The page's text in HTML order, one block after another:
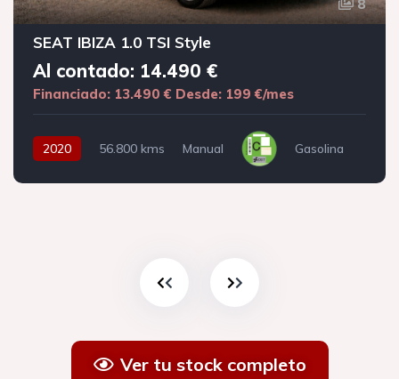
8
SEAT IBIZA 1.0 TSI Style
Al contado: 14.490 €
Financiado: 13.490 € Desde: 199 €/mes
2020 56.800 kms Manual Gasolina
Ver tu stock completo